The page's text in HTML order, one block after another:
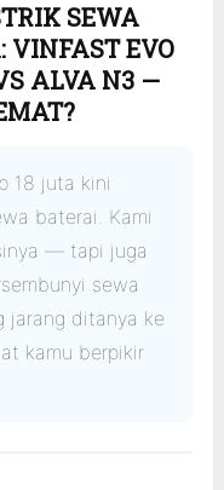
SEWA
VINFAST EVO
ALVA N3 —
18 juta kini
baterai. Kami
— tapi juga
sewa
jarang ditanya ke
kamu berpikir